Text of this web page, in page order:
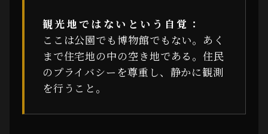
観光地ではないという自覚：
ここは公園でも博物館でもない。あく
まで住宅地の中の空き地である。住民
のプライバシーを尊重し、静かに観測
を行うこと。